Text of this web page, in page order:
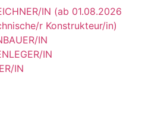
IN (ab 01.08.2026
r Konstrukteur/in)
IN
IN
IN